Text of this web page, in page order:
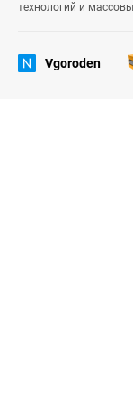
технологий и
Vgoroden